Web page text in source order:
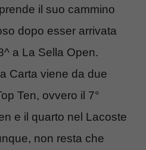
il suo cammino
dopo esser arrivata
a La Sella Open.
Carta viene da due
Ten, ovvero il 7°
e il quarto nel Lacoste
non resta che